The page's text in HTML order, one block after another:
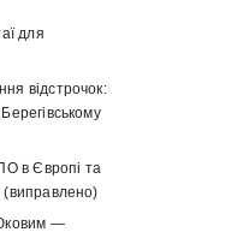
для
відстрочок:
в Європі та
—